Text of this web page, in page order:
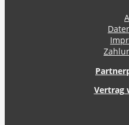
Vertrag